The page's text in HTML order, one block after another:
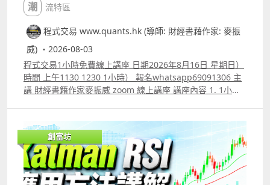
潮流特區
程式交易 www.quants.hk (導師: 財經書藉作家: 麥振
威) ・2026-08-03
程式交易1小時免費線上講座 日期2026年8月16日 星期日）
時間 上午1130 1230 1小時） 報名whatsapp69091306 主
講 財經書籍作家麥振威 zoom 線上講座 講座內容 1. 1小時
View策略的AI agent應用 4. ICT策略改良版勝率達80.8%的
原理 5.如何快速將pine script寫的交易策略轉為python版
本 6.如何快速學懂用python寫運用排盤市場深度數據的交
易策略autotrade 7.期指盤路分析原理講解 報名whatspp
69091306 或電郵paul.mark881@gmail.com
創富坊